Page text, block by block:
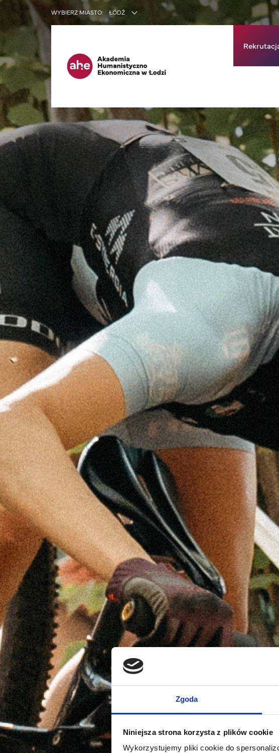
Zgoda
Niniejsza strona korzysta z plików cookie
Wykorzystujemy pliki cookie do
WYBIERZ MIASTO: ŁÓDŹ INNE SERWISY